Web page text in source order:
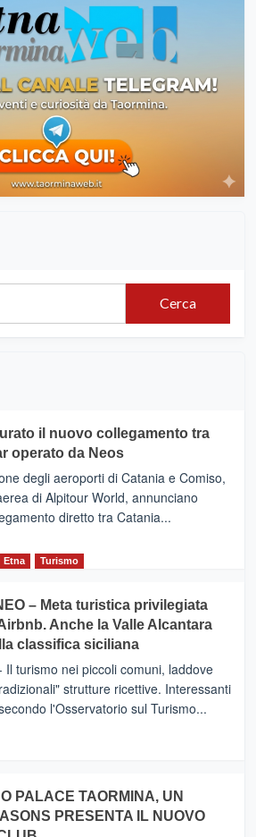
Cerca
il nuovo collegamento tra
operato da Neos
degli aeroporti di Catania e Comiso,
di Alpitour World, annunciano
diretto tra Catania...
Etna Turismo
– Meta turistica privilegiata
Anche la Valle Alcantara
classifica siciliana
Il turismo nei piccoli comuni, laddove
strutture ricettive. Interessanti
l'Osservatorio sul Turismo...
PALACE TAORMINA, UN
PRESENTA IL NUOVO